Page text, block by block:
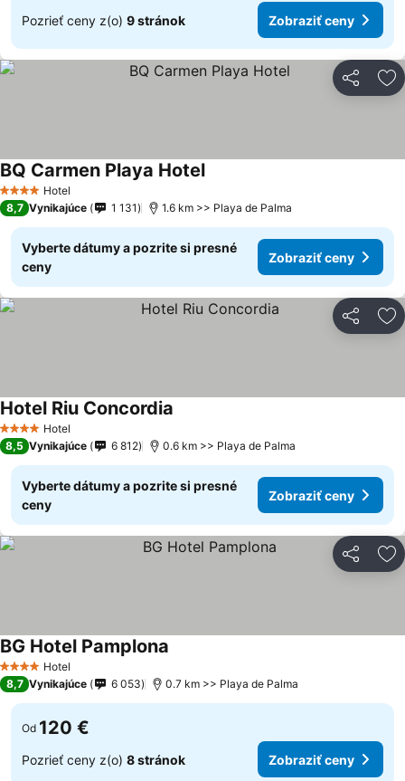
Pozrieť ceny z(o) 9 stránok Zobraziť ceny
Zdieľať
4 Počet hviezdičiek
Hotel
BQ Carmen Playa Hotel
8,7 Vynikajúce 1 131 1.6 km >> Playa de Palma
Vyberte dátumy a pozrite si presné
ceny
Zobraziť ceny
Zdieľať
4 Počet hviezdičiek
Hotel
Hotel Riu Concordia
8,5 Vynikajúce 6 812 0.6 km >> Playa de Palma
Vyberte dátumy a pozrite si presné
ceny
Zobraziť ceny
Zdieľať
4 Počet hviezdičiek
Hotel
BG Hotel Pamplona
8,7 Vynikajúce 6 053 0.7 km >> Playa de Palma
Od 120 €
Pozrieť ceny z(o) 8 stránok Zobraziť ceny